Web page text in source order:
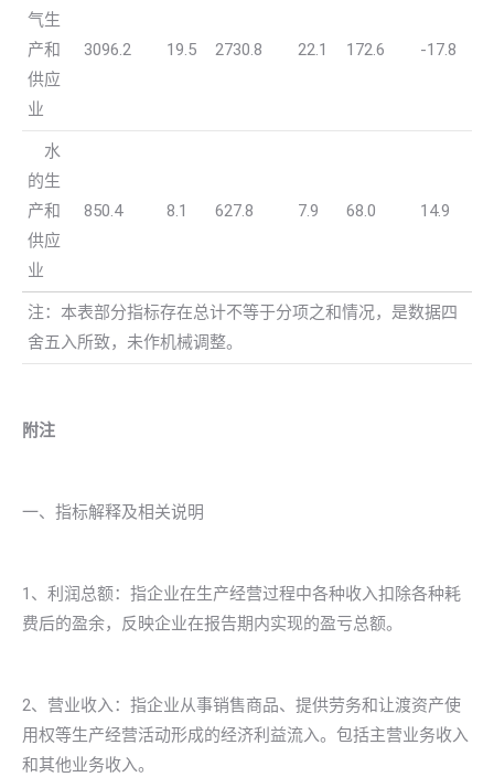
气生
产和
供应
业
3096.2 19.5 2730.8 22.1 172.6 -17.8
水
的生
产和
供应
业
850.4 8.1 627.8 7.9 68.0 14.9
注：本表部分指标存在总计不等于分项之和情况，是数据四
舍五入所致，未作机械调整。
附注
一、指标解释及相关说明
1、利润总额：指企业在生产经营过程中各种收入扣除各种耗
费后的盈余，反映企业在报告期内实现的盈亏总额。
2、营业收入：指企业从事销售商品、提供劳务和让渡资产使
用权等生产经营活动形成的经济利益流入。包括主营业务收入
和其他业务收入。